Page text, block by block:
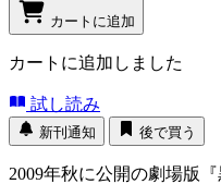
カートに追加
カートに追加しました
試し読み
新刊通知 後で買う
2009年秋に公開の劇場版